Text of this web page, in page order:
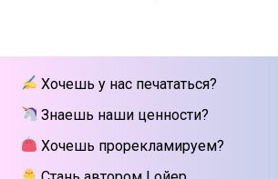
Хочешь у нас печататься?
Знаешь наши ценности?
Хочешь прорекламируем?